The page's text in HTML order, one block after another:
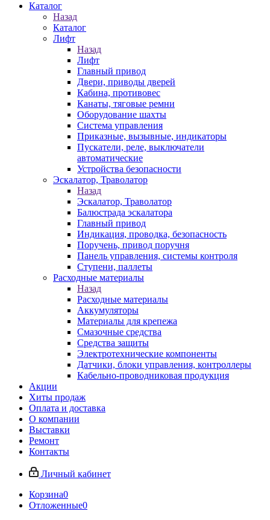
Каталог
Назад
Каталог
Лифт
Назад
Лифт
Главный привод
Двери, приводы дверей
Кабина, противовес
Канаты, тяговые ремни
Оборудование шахты
Система управления
Приказные, вызывные, индикаторы
Пускатели, реле, выключатели
автоматические
Устройства безопасности
Эскалатор, Траволатор
Назад
Эскалатор, Траволатор
Балюстрада эскалатора
Главный привод
Индикация, проводка, безопасность
Поручень, привод поручня
Панель управления, системы контроля
Ступени, паллеты
Расходные материалы
Назад
Расходные материалы
Аккумуляторы
Материалы для крепежа
Смазочные средства
Средства защиты
Электротехнические компоненты
Датчики, блоки управления, контроллеры
Кабельно-проводниковая продукция
Акции
Хиты продаж
Оплата и доставка
О компании
Выставки
Ремонт
Контакты
Личный кабинет
Корзина0
Отложенные0